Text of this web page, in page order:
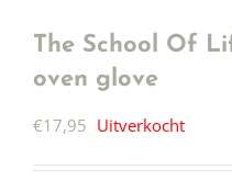
The School Of
oven glove
€17,95 Uitverkocht